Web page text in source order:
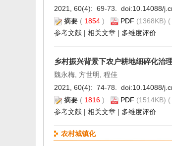
2021, 60(4): 69-73. doi:10.14088/
摘要 ( 1854 ) PDF (1368KB) (
参考文献 | 相关文章 | 多维度评价
乡村振兴背景下农户耕地细碎化治
魏永梅, 方世明, 程佳
2021, 60(4): 74-78. doi:10.14088/
摘要 ( 1816 ) PDF (1514KB) (
参考文献 | 相关文章 | 多维度评价
农村城镇化